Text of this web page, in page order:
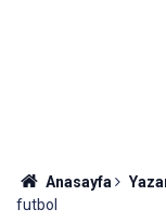
Anasayfa
futbol